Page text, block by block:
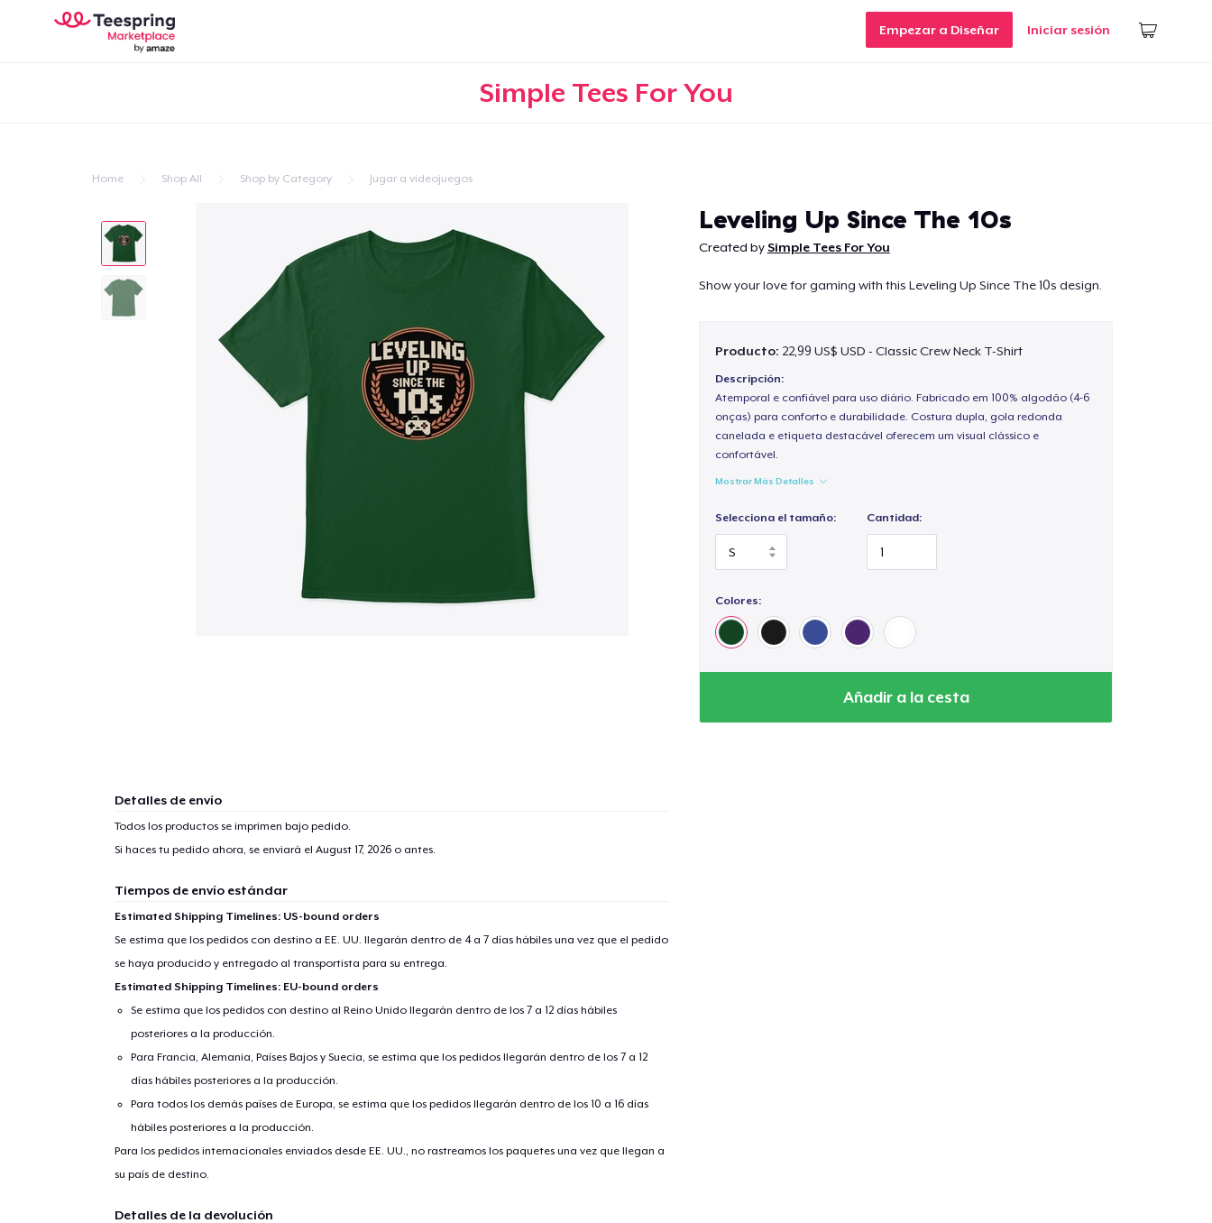
Empezar a Diseñar Iniciar sesión
Simple Tees For You
Home Shop All Shop by Category Jugar a videojuegos
Leveling Up Since The 10s
Created bySimple Tees For You
Show your love for gaming with this Leveling Up Since The 10s design.
Producto: 22,99 US$ USD - Classic Crew Neck T-Shirt
Descripción:
Atemporal e confiável para uso diário. Fabricado em 100% algodão (4-6
onças) para conforto e durabilidade. Costura dupla, gola redonda
canelada e etiqueta destacável oferecem um visual clássico e
confortável.
Mostrar Más Detalles
Selecciona el tamaño: Cantidad:
Colores:
Añadir a la cesta
Detalles de envío
Todos los productos se imprimen bajo pedido.
Si haces tu pedido ahora, se enviará el August 17, 2026o antes.
Tiempos de envío estándar
Estimated Shipping Timelines: US-bound orders
Se estima que los pedidos con destino a EE. UU. llegarán dentro de 4 a 7 días hábiles una vez que el pedido
se haya producido y entregado al transportista para su entrega.
Estimated Shipping Timelines: EU-bound orders
Se estima que los pedidos con destino al Reino Unido llegarán dentro de los 7 a 12 días hábiles
posteriores a la producción.
Para Francia, Alemania, Países Bajos y Suecia, se estima que los pedidos llegarán dentro de los 7 a 12
días hábiles posteriores a la producción.
Para todos los demás países de Europa, se estima que los pedidos llegarán dentro de los 10 a 16 días
hábiles posteriores a la producción.
Para los pedidos internacionales enviados desde EE. UU., no rastreamos los paquetes una vez que llegan a
su país de destino.
Detalles de la devolución